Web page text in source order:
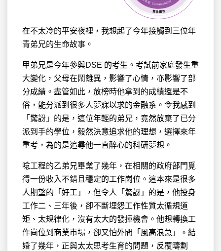
在不太冷的平安夜裡，我想起了今年接觸到三位年
青弟兄的生命故事。
甲弟兄是今年參與DSE 的考生。考試前家庭發生重
大變化，父母在鬧離異，影響了心情，亦影響了部
分成績。盡管如此，放榜時他拿到的成績還是不
俗，能分派到很多人夢寐以求的金融系。令我感到
「驚訝」的是，這位年輕的弟兄，竟然放棄了已分
派到手的學位，毅然決意追求他的理想，選擇來年
重考，為的是追尋他一直醉心的科研夢想。
唸工程的乙弟兄畢業了幾年，在相關的政府部門覓
得一份收入不錯且穩定的工作崗位。這本來是很多
人期望的「好工」，但令人「驚訝」的是，他投身
工作二、三年後，卻不斷埋怨工作性質太循規道
矩、太規律化，沒有太大的發揮機會。他想轉換工
作崗位到商業市場，卻又怕外間「風高浪急」。結
婚了幾年，正與太太思考生育的問題，反覆疇劃